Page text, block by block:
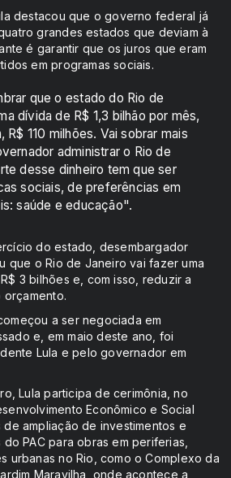
destacou que o governo federal já
grandes estados que deviam à
é garantir que os juros que eram
em programas sociais.
que o estado do Rio de
dívida de R$ 1,3 bilhão por mês,
R$ 110 milhões. Vai sobrar mais
administrar o Rio de
desse dinheiro tem que ser
sociais, de preferências em
saúde e educação".
do estado, desembargador
que o Rio de Janeiro vai fazer uma
3 bilhões e, com isso, reduzir a
a ser negociada em
e, em maio deste ano, foi
Lula e pelo governador em
Lula participa de cerimônia, no
Econômico e Social
de ampliação de investimentos e
PAC para obras em periferias,
urbanas no Rio, como o Complexo da
Maravilha, onde acontece a